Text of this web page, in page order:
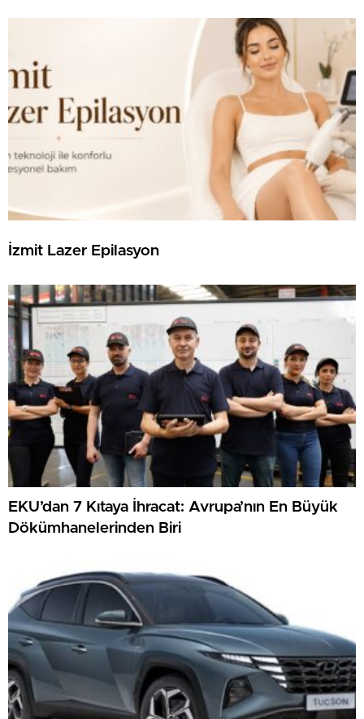
İzmit Lazer Epilasyon
EKU’dan 7 Kıtaya İhracat: Avrupa’nın En Büyük
Dökümhanelerinden Biri